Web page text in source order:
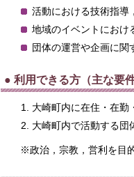
活動における技術指導
地域のイベントにおけ
団体の運営や企画に関
● 利用できる方（主な要件
大崎町内に在住・在勤
大崎町内で活動する団
※政治，宗教，営利を目的